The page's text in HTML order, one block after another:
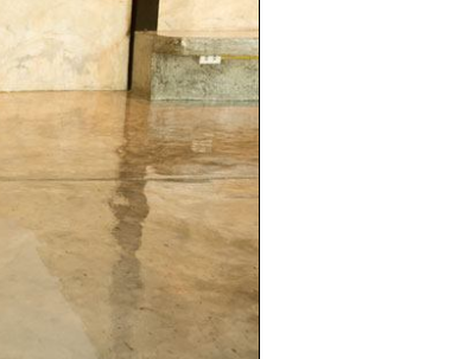
שיפוץ בבית. אתר מדהים,